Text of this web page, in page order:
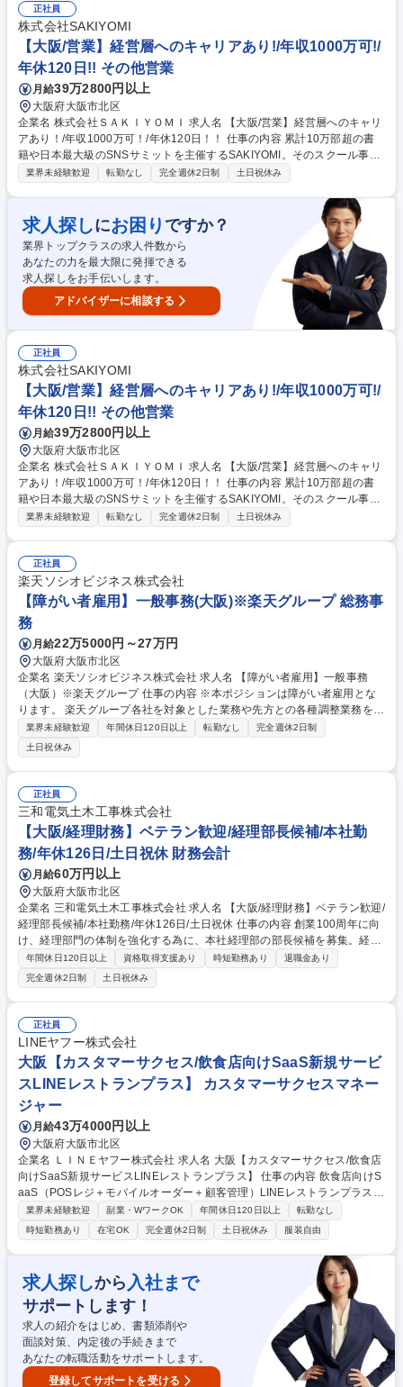
売管理】安定した経営基盤/演劇の公演成功に貢献できる
正社員
株式会社SAKIYOMI
【大阪/営業】経営層へのキャリアあり!/年収1000万可!/
年休120日!! その他営業
月給39万2800円以上
大阪府大阪市北区
企業名 株式会社ＳＡＫＩＹＯＭＩ 求人名 【大阪/営業】経営層へのキャリ
アあり！/年収1000万可！/年休120日！！ 仕事の内容 累計10万部超の書
籍や日本最大級のSNSサミットを主催するSAKIYOMI。そのスクール事業
で受講検討者へのカウンセリング・提案を担います。完全反響型で顧客の
60件のアポに対し、オンラインで商談。単なる説明ではなく、顧客のキャ
リア課題を特定し、理想を実現するための意思決定を支援します。高単価
×無形商材の営業を通して、本質的な課題解決力が磨かれます。事業拡大
中のため、早期に営業責任者や仕組み作りに携わるチャンスも豊富。 ※当
社の魅力に関しては備考を参照ください！ 募集職種 【大阪/営業】経営層
へのキャリアあり！/年収1000万可！/年休120日！！
業界未経験歓迎 転勤なし 完全週休2日制 土日祝休み
求人探しにお困り ですか？
業界トップクラスの求人件数から
あなたの力を最大限に発揮できる
求人探しをお手伝いします。
アドバイザーに相談する
正社員
株式会社SAKIYOMI
【大阪/営業】経営層へのキャリアあり!/年収1000万可!/
年休120日!! その他営業
月給39万2800円以上
大阪府大阪市北区
企業名 株式会社ＳＡＫＩＹＯＭＩ 求人名 【大阪/営業】経営層へのキャリ
アあり！/年収1000万可！/年休120日！！ 仕事の内容 累計10万部超の書
籍や日本最大級のSNSサミットを主催するSAKIYOMI。そのスクール事業
で受講検討者へのカウンセリング・提案を担います。完全反響型で、顧客
のキャリア課題を特定し、理想を実現するための意思決定を支援します。
高単価×無形商材の営業を通して、本質的な課題解決力が磨かれます。事
業拡大中のため、早期に営業責任者や仕組み作りに携わるチャンスも豊
富。成果はダイレクトに還元され、入社1年で年収を200万円アップさせ
るメンバーも珍しくありません。 募集職種 【大阪/営業】経営層へのキャ
リアあり！/年収1000万可！/年休120日！！
業界未経験歓迎 転勤なし 完全週休2日制 土日祝休み
正社員
楽天ソシオビジネス株式会社
【障がい者雇用】一般事務(大阪)※楽天グループ 総務事
務
月給22万5000円～27万円
大阪府大阪市北区
企業名 楽天ソシオビジネス株式会社 求人名 【障がい者雇用】一般事務
（大阪）※楽天グループ 仕事の内容 ※本ポジションは障がい者雇用とな
ります。 楽天グループ各社を対象とした業務や先方との各種調整業務をご
担当頂きます。 【詳細】■総務関連業務■人事労務、教育研修関連業務■経
理事務（決済代行、立替金処理など）■サービス運用関連業務（楽天が展
開するサービスの運用、情報精査、審査、メルマガ制作など）■発送・PD
F化・印刷関連業務（キャンペーン運営事務局対応、補助、物品の梱包、
発送など） ※上記の業務のうちいずれかをご担当いただきます。※仕事内
容は障がいの状況により相談に応じます。 ※変更範囲:当社業務全般 募集
職種 【障がい者雇用】一般事務（大阪）※楽天グループ
業界未経験歓迎 年間休日120日以上 転勤なし
完全週休2日制
土日祝休み
正社員
三和電気土木工事株式会社
【大阪/経理財務】ベテラン歓迎/経理部長候補/本社勤
務/年休126日/土日祝休 財務会計
月給60万円以上
大阪府大阪市北区
企業名 三和電気土木工事株式会社 求人名 【大阪/経理財務】ベテラン歓迎/
経理部長候補/本社勤務/年休126日/土日祝休 仕事の内容 創業100周年に向
け、経理部門の体制を強化する為に、本社経理部の部長候補を募集。経理
の実務業務も行っていただきますが、将来的には全社の数字を把握し経営
戦略に繋がる役割を担っていただきます。 【直近お任せする業務】■年次
決算■四半期決算■月次決算 ■管理組織のマネジメント■連結決算■予算管理
など 【入社1年後以降にお任せしたい業務】経理実務にとどまらず、経営
全体を数字で把握し、経営会議での意思決定をサポートいただきます。経
理部門の重要な責任者として組織を牽引し、管理会計の整備を進めなが
ら、経営判断を支援していただくことを期待しています。 募集職種 【大
阪/経理財務】ベテラン歓迎/経理部長候補/本社勤務/年休126日/土日祝休
年間休日120日以上 資格取得支援あり 時短勤務あり
退職金あり
完全週休2日制
土日祝休み
正社員
LINEヤフー株式会社
大阪【カスタマーサクセス/飲食店向けSaaS新規サービ
スLINEレストランプラス】 カスタマーサクセスマネー
ジャー
月給43万4000円以上
大阪府大阪市北区
企業名 ＬＩＮＥヤフー株式会社 求人名 大阪【カスタマーサクセス/飲食店
向けSaaS新規サービスLINEレストランプラス】 仕事の内容 飲食店向けS
aaS（POSレジ＋モバイルオーダー＋顧客管理）LINEレストランプラスの
SMBセグメントにおけるカスタマーサクセスをお任せします。飲食店のD
X化を推進するだけでなく、「LINE公式アカウント」の運用も 支援しなが
らリピーターの醸成・客単価向上など店舗が抱える課題をサービスの利用
状況をモニタリングし、プロアクティブに伴走支援していく役割を担って
いただきます。SaaSの利活用サポートと継続的な関係構築を通し、ユー
ザーの生産性・売上・利益向上に貢献すると共に、SaaSビジネスの拡大
を推進いただくことがミッションになり、将来的にはメンバーマネジメン
トまでを担っていただく予定です。 募集職種 大阪【カスタマーサクセス/
飲食店向けSaaS新規サービスLINEレストランプラス】
業界未経験歓迎 副業・WワークOK 年間休日120日以上
転勤なし
時短勤務あり
在宅OK 完全週休2日制 土日祝休み 服装自由
求人探しから 入社まで
サポートします！
求人の紹介をはじめ、書類添削や
面談対策、内定後の手続きまで
あなたの転職活動をサポートします。
登録してサポートを受ける